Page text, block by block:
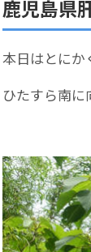
鹿児島県
本日はとにか
ひたすら南に